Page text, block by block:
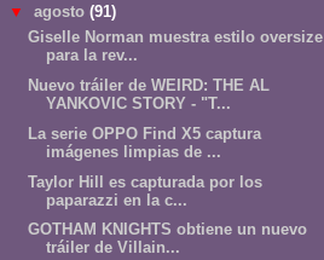
▼ agosto (91)
Giselle Norman muestra estilo oversize
para la rev...
Nuevo tráiler de WEIRD: THE AL
YANKOVIC STORY - "T...
La serie OPPO Find X5 captura
imágenes limpias de ...
Taylor Hill es capturada por los
paparazzi en la c...
GOTHAM KNIGHTS obtiene un nuevo
tráiler de Villain...